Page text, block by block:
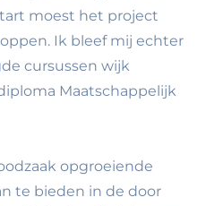
moest het project
Ik bleef mij echter
cursussen wijk
Maatschappelijk
opgroeiende
te bieden in de door